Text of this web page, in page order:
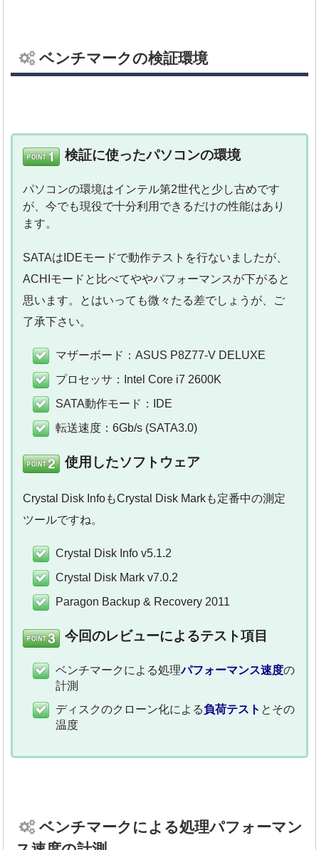
ベンチマークの検証環境
検証に使ったパソコンの環境
パソコンの環境はインテル第2世代と少し古めです
が、今でも現役で十分利用できるだけの性能はあり
ます。
SATAはIDEモードで動作テストを行ないましたが、
ACHIモードと比べてややパフォーマンスが下がると
思います。とはいっても微々たる差でしょうが、ご
了承下さい。
マザーボード：ASUS P8Z77-V DELUXE
プロセッサ：Intel Core i7 2600K
SATA動作モード：IDE
転送速度：6Gb/s (SATA3.0)
使用したソフトウェア
Crystal Disk InfoもCrystal Disk Markも定番中の測定
ツールですね。
Crystal Disk Info v5.1.2
Crystal Disk Mark v7.0.2
Paragon Backup & Recovery 2011
今回のレビューによるテスト項目
ベンチマークによる処理パフォーマンス速度の
計測
ディスクのクローン化による負荷テスト とその
温度
ベンチマークによる処理パフォーマン